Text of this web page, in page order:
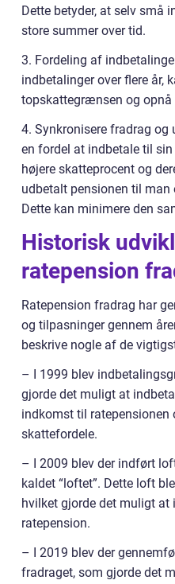
Dette betyder, at selv små
store summer over tid.
3. Fordeling af
indbetalinger over flere år,
topskattegrænsen og
4. Synkronisere fradrag
en fordel at indbetale til
højere skatteprocent og
udbetalt pensionen til man
Dette kan minimere den
Historisk
ratepension
Ratepension fradrag har
og tilpasninger gennem
beskrive nogle af de
– I 1999 blev
gjorde det muligt at
indkomst til ratepensionen
skattefordele.
– I 2009 blev der indført
kaldet “loftet”. Dette loft
hvilket gjorde det muligt at
ratepension.
– I 2019 blev der
fradraget, som gjorde det